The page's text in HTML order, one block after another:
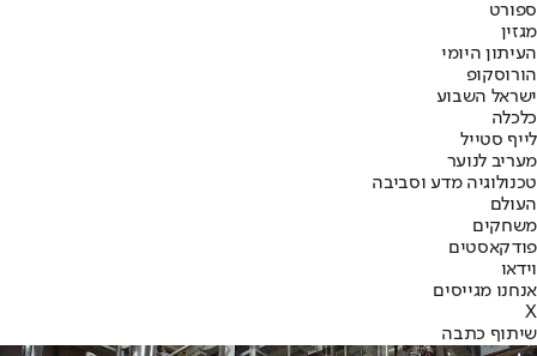
ספורט
מגזין
העיתון היומי
הורוסקופ
ישראל השבוע
כלכלה
לייף סטייל
מעריב לנוער
טכנולוגיה מדע וסביבה
העולם
משחקים
פודקאסטים
וידאו
אנחנו מגייסים
X
שיתוף כתבה